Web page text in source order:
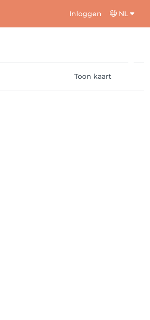
Inloggen NL
Toon kaart